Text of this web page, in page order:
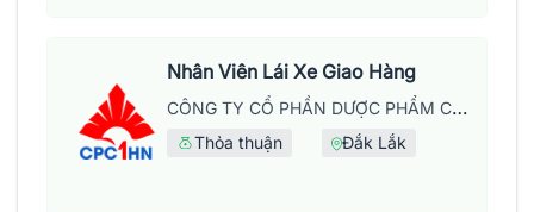
Nhân Viên Lái Xe Giao Hàng
CÔNG TY CỔ PHẦN DƯỢC PHẨM CPC1 HÀ NỘI
Thỏa thuận Đắk Lắk